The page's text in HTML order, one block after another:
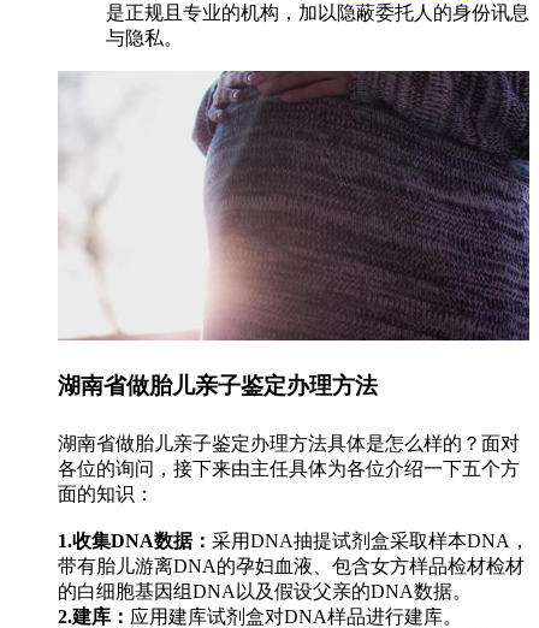
是正规且专业的机构，加以隐蔽委托人的身份讯息
与隐私。
湖南省做胎儿亲子鉴定办理方法
湖南省做胎儿亲子鉴定办理方法具体是怎么样的？面对
各位的询问，接下来由主任具体为各位介绍一下五个方
面的知识：
1.收集DNA数据： 采用DNA抽提试剂盒采取样本DNA，
带有胎儿游离DNA的孕妇血液、包含女方样品检材检材
的白细胞基因组DNA以及假设父亲的DNA数据。
2.建库： 应用建库试剂盒对DNA样品进行建库。